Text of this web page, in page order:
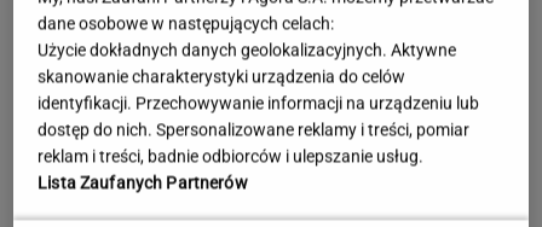
Reserved wyprzedaje klapki
W WITTCHEN ruszyła wielka
dane osobowe w następujących celach:
Użycie dokładnych danych geolokalizacyjnych. Aktywne
skanowanie charakterystyki urządzenia do celów
identyfikacji. Przechowywanie informacji na urządzeniu lub
dostęp do nich. Spersonalizowane reklamy i treści, pomiar
reklam i treści, badnie odbiorców i ulepszanie usług.
Lista Zaufanych Partnerów